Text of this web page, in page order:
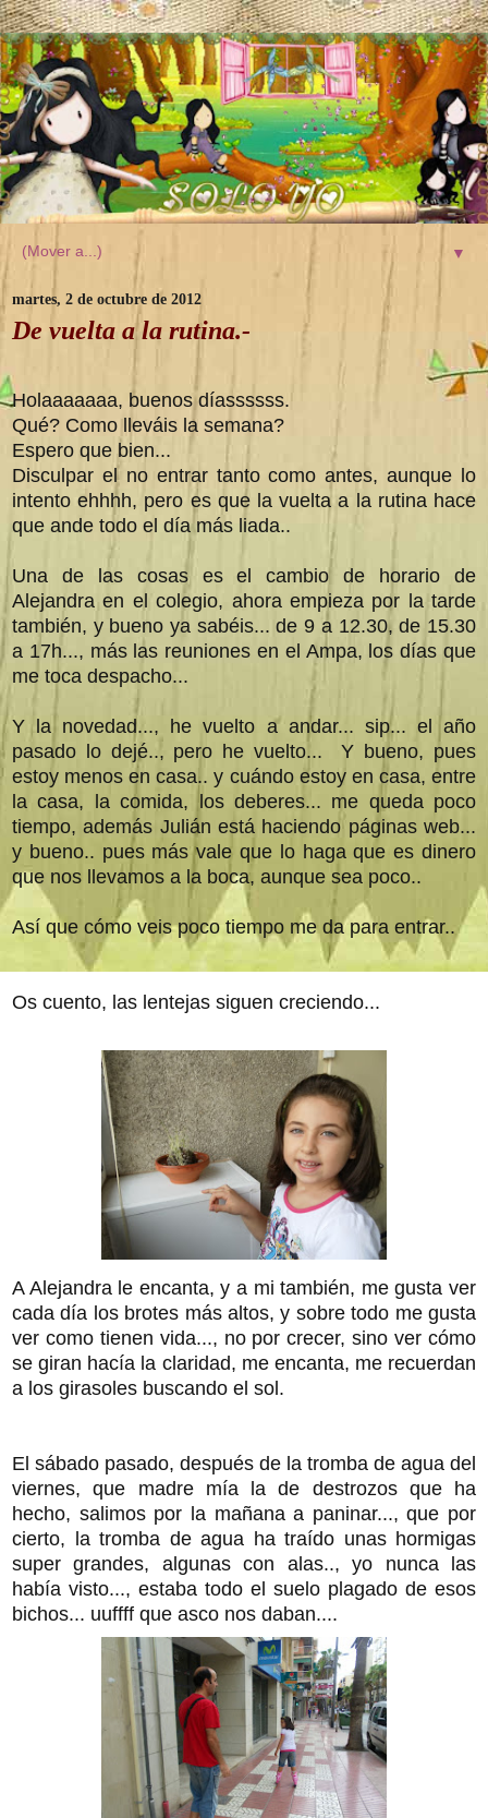
▼
martes, 2 de octubre de 2012
De vuelta a la rutina.-
Holaaaaaaa, buenos díassssss.
Qué? Como lleváis la semana?
Espero que bien...
Disculpar el no entrar tanto como antes, aunque lo
intento ehhhh, pero es que la vuelta a la rutina hace
que ande todo el día más liada..
Una de las cosas es el cambio de horario de
Alejandra en el colegio, ahora empieza por la tarde
también, y bueno ya sabéis... de 9 a 12.30, de 15.30
a 17h..., más las reuniones en el Ampa, los días que
me toca despacho...
Y la novedad..., he vuelto a andar... sip... el año
pasado lo dejé.., pero he vuelto... Y bueno, pues
estoy menos en casa.. y cuándo estoy en casa, entre
la casa, la comida, los deberes... me queda poco
tiempo, además Julián está haciendo páginas web...
y bueno.. pues más vale que lo haga que es dinero
que nos llevamos a la boca, aunque sea poco..
Así que cómo veis poco tiempo me da para entrar..
Os cuento, las lentejas siguen creciendo...
A Alejandra le encanta, y a mi también, me gusta ver
cada día los brotes más altos, y sobre todo me gusta
ver como tienen vida..., no por crecer, sino ver cómo
se giran hacía la claridad, me encanta, me recuerdan
a los girasoles buscando el sol.
El sábado pasado, después de la tromba de agua del
viernes, que madre mía la de destrozos que ha
hecho, salimos por la mañana a paninar..., que por
cierto, la tromba de agua ha traído unas hormigas
super grandes, algunas con alas.., yo nunca las
había visto..., estaba todo el suelo plagado de esos
bichos... uuffff que asco nos daban....